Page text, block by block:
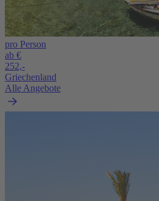
pro Person
ab €
252,-
Griechenland
Alle Angebote